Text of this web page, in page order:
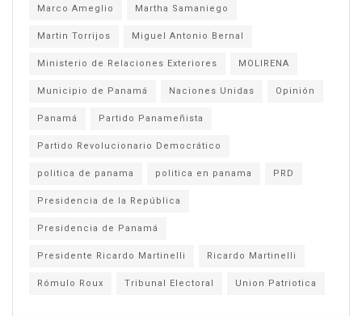
Marco Ameglio Martha Samaniego
Martin Torrijos Miguel Antonio Bernal
Ministerio de Relaciones Exteriores MOLIRENA
Municipio de Panamá Naciones Unidas Opinión
Panamá Partido Panameñista
Partido Revolucionario Democrático
politica de panama politica en panama PRD
Presidencia de la República
Presidencia de Panamá
Presidente Ricardo Martinelli Ricardo Martinelli
Rómulo Roux Tribunal Electoral Union Patriotica